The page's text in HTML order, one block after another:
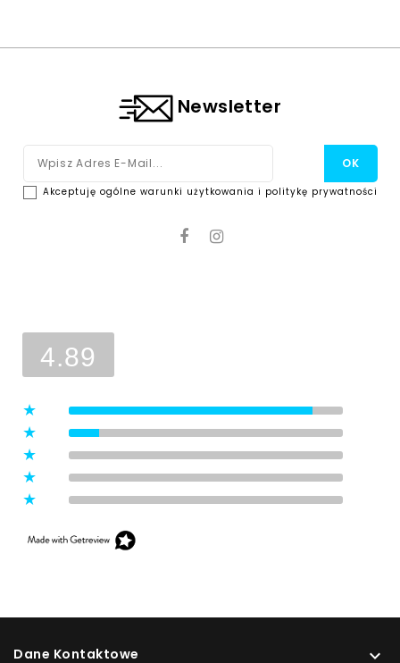
Newsletter
Akceptuję ogólne warunki użytkowania i politykę prywatności
4.89
Dane Kontaktowe 